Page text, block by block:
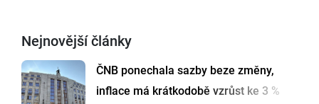
Nejnovější články
ČNB ponechala sazby beze změny,
inflace má krátkodobě vzrůst ke 3 %